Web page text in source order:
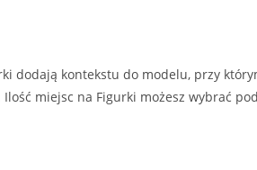
dodają kontekstu do modelu, przy
miejsc na Figurki możesz wybrać